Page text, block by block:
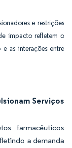
e restrições
impacto refletem o
as interações entre
Serviços
farmacêuticos
a demanda